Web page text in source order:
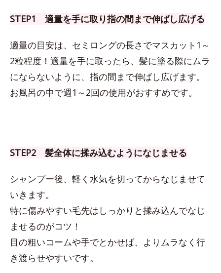
STEP1 適量を手に取り指の間まで伸ばし広げる
適量の目安は、セミロングの長さでマスカット1～
2粒程度！適量を手に取ったら、髪に塗る際にムラ
にならないように、指の間まで伸ばし広げます。
お風呂の中で週1～2回の使用がおすすめです。
STEP2 髪全体に揉み込むようになじませる
シャンプー後、軽く水気を切ってからなじませて
いきます。
特に傷みやすい毛先はしっかりと揉み込んでなじ
ませるのがコツ！
目の粗いコームや手でとかせば、よりムラなく行
き渡らせやすいです。